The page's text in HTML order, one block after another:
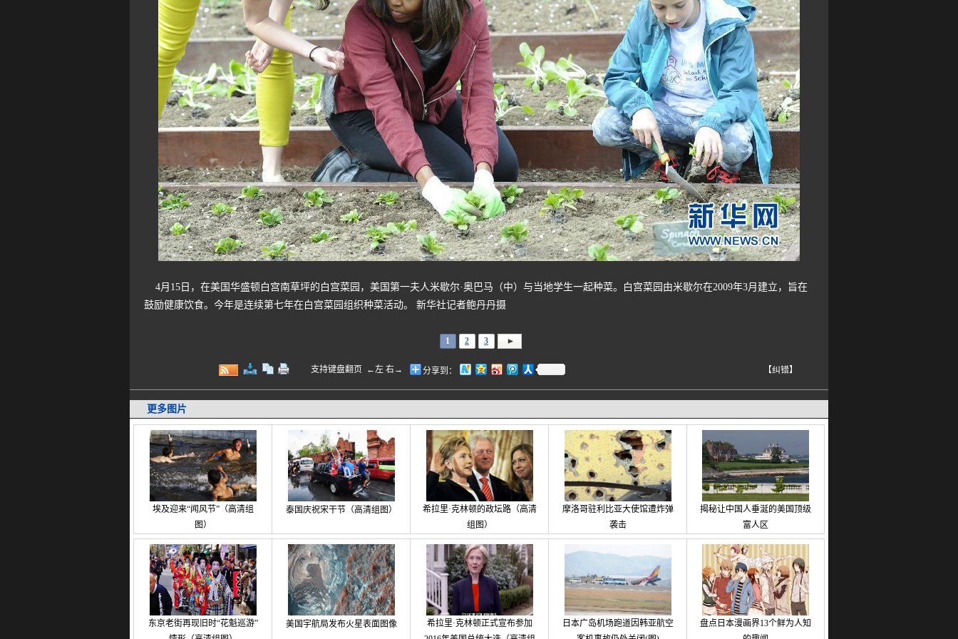
4月15日，在美国华盛顿白宫南草坪的白宫菜园，美国第一夫人米歇尔·奥巴马（中）与当地学生一起种菜。白宫菜园由米歇尔在2009年3月建立，旨在
鼓励健康饮食。今年是连续第七年在白宫菜园组织种菜活动。 新华社记者鲍丹丹摄
1 2 3
支持键盘翻页 ←左 右→ 分享到： 【纠错】
更多图片
埃及迎来“闻风节”（高清组
图）
泰国庆祝宋干节（高清组图）
希拉里·克林顿的政坛路（高清
组图）
摩洛哥驻利比亚大使馆遭炸弹
袭击
揭秘让中国人垂涎的美国顶级
富人区
东京老街再现旧时“花魁巡游”
美国宇航局发布火星表面图像
希拉里·克林顿正式宣布参加
日本广岛机场跑道因韩亚航空
盘点日本漫画界13个鲜为人知